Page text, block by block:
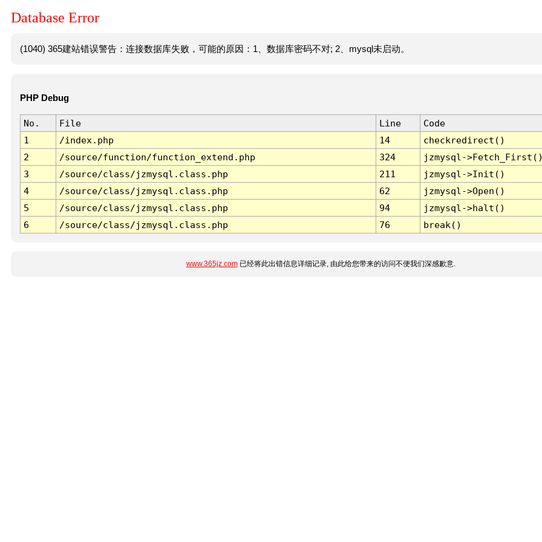
Database Error
(1040) 365建站错误警告：连接数据库失败，可能的原因：1、数据库密码不对; 2、mysql未启动。
PHP Debug
No. File Line
Code
1
/index.php 14
checkredirect()
2
/source/function/function_extend.php 324
jzmysql-
3
/source/class/jzmysql.class.php 211
jzmysql->Init()
4
/source/class/jzmysql.class.php 62
jzmysql->Open()
5
/source/class/jzmysql.class.php 94
jzmysql->halt()
6
/source/class/jzmysql.class.php 76 break()
www.365jz.com已经将此出错信息详细记录, 由此给您带来的访问不便我们深感歉意.